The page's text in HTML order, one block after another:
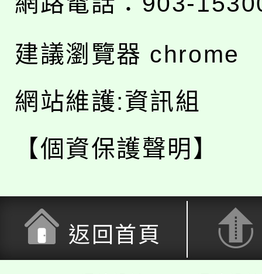
建議瀏覽器 chrome
網站維護:資訊組
【個資保護聲明】
返回首頁